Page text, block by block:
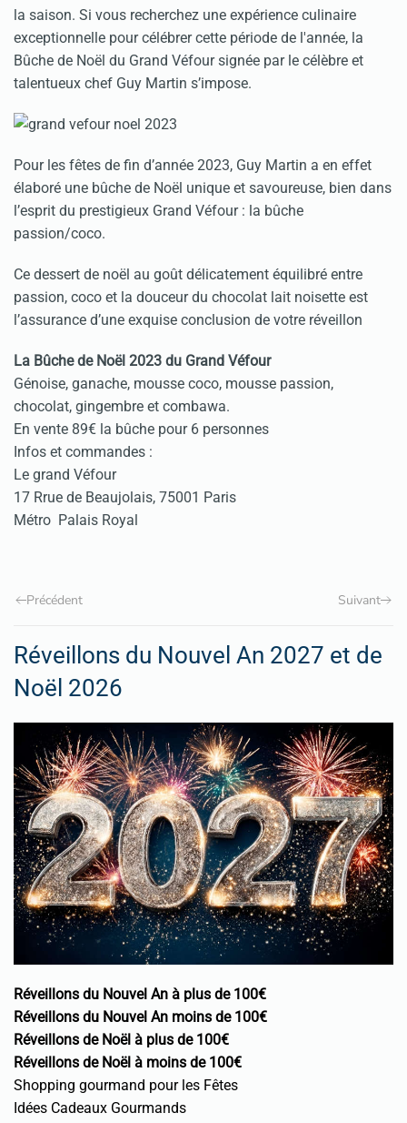
la saison. Si vous recherchez une expérience culinaire
exceptionnelle pour célébrer cette période de l'année, la
Bûche de Noël du Grand Véfour signée par le célèbre et
talentueux chef Guy Martin s’impose.
Pour les fêtes de fin d’année 2023, Guy Martin a en effet
élaboré une bûche de Noël unique et savoureuse, bien dans
l’esprit du prestigieux Grand Véfour : la bûche
passion/coco.
Ce dessert de noël au goût délicatement équilibré entre
passion, coco et la douceur du chocolat lait noisette est
l’assurance d’une exquise conclusion de votre réveillon
La Bûche de Noël 2023 du Grand Véfour
Génoise, ganache, mousse coco, mousse passion,
chocolat, gingembre et combawa.
En vente 89€ la bûche pour 6 personnes
Infos et commandes :
Le grand Véfour
17 Rrue de Beaujolais, 75001 Paris
Métro Palais Royal
Précédent Suivant
Réveillons du Nouvel An 2027 et de
Noël 2026
Réveillons du Nouvel An à plus de 100€
Réveillons du Nouvel An moins de 100€
Réveillons de Noël à plus de 100€
Réveillons de Noël à moins de 100€
Shopping gourmand pour les Fêtes
Idées Cadeaux Gourmands